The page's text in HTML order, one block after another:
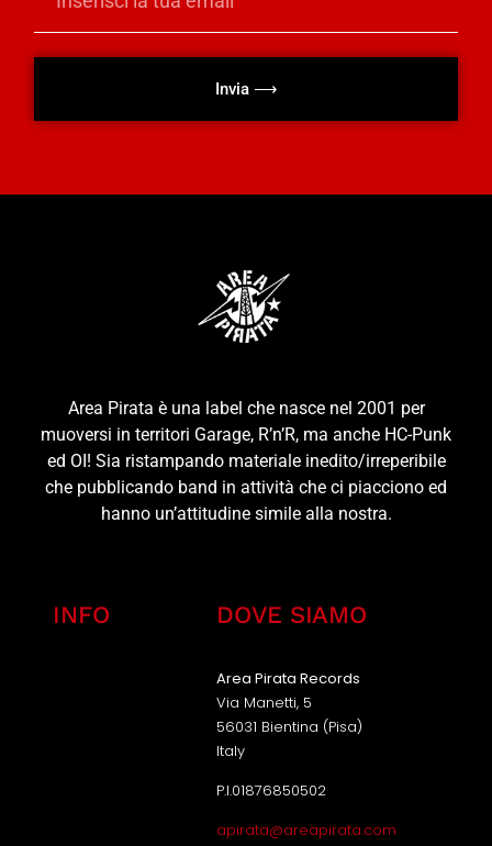
Invia ⟶
Area Pirata è una label che nasce nel 2001 per
muoversi in territori Garage, R’n’R, ma anche HC-Punk
ed OI! Sia ristampando materiale inedito/irreperibile
che pubblicando band in attività che ci piacciono ed
hanno un’attitudine simile alla nostra.
INFO DOVE SIAMO
Area Pirata Records
Via Manetti, 5
56031 Bientina (Pisa)
Italy
P.I.01876850502
apirata@areapirata.com